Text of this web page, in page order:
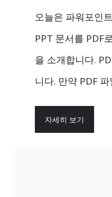
오늘은 파워포인
PPT 문서를 PDF
을 소개합니다.
니다. 만약 PDF
자세히 보기